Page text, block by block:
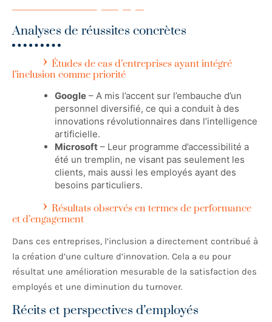
Analyses de réussites concrètes
Études de cas d’entreprises ayant intégré
l’inclusion comme priorité
Google – A mis l’accent sur l’embauche d’un
personnel diversifié, ce qui a conduit à des
innovations révolutionnaires dans l’intelligence
artificielle.
Microsoft – Leur programme d’accessibilité a
été un tremplin, ne visant pas seulement les
clients, mais aussi les employés ayant des
besoins particuliers.
Résultats observés en termes de performance
et d’engagement
Dans ces entreprises, l’inclusion a directement contribué à
la création d’une culture d’innovation. Cela a eu pour
résultat une amélioration mesurable de la satisfaction des
employés et une diminution du turnover.
Récits et perspectives d’employés